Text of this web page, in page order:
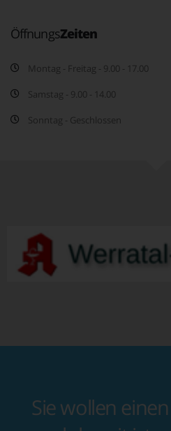
ÖffnungsZeiten
Montag - Freitag - 9.00 - 17.00
Samstag - 9.00 - 14.00
Sonntag - Geschlossen
Sie wollen einen